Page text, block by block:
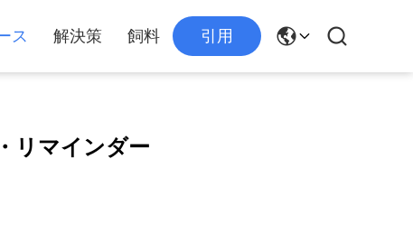
ス 解決策 飼料 引用
リマインダー